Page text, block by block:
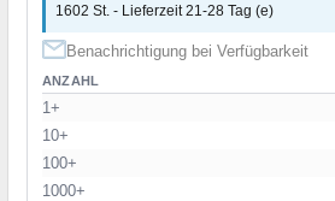
1602 St. - Lieferzeit 21-28 Tag (e)
Benachrichtigung bei Verfügbarkeit
ANZAHL
1+
10+
100+
1000+